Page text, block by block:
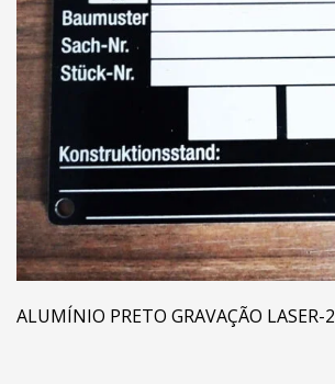
ALUMÍNIO PRETO GRAVAÇÃO LASER-2